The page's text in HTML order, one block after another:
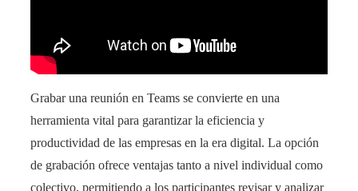
Grabar una reunión en Teams se convierte en una
herramienta vital para garantizar la eficiencia y
productividad de las empresas en la era digital. La opción
de grabación ofrece ventajas tanto a nivel individual como
colectivo, permitiendo a los participantes revisar y analizar